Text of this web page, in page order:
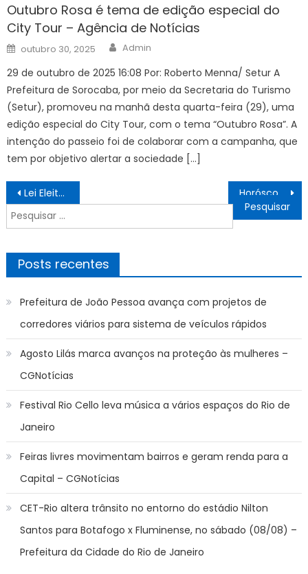
Outubro Rosa é tema de edição especial do
City Tour – Agência de Notícias
Posted
on
outubro 30, 2025 Author
Admin
29 de outubro de 2025 16:08 Por: Roberto Menna/ Setur A
Prefeitura de Sorocaba, por meio da Secretaria do Turismo
(Setur), promoveu na manhã desta quarta-feira (29), uma
edição especial do City Tour, com o tema “Outubro Rosa”. A
intenção do passeio foi de colaborar com a campanha, que
tem por objetivo alertar a sociedade […]
Navegação
de
Post
Lei Eleitoral
Pesquisar
por:
Posts recentes
Prefeitura de João Pessoa avança com projetos de
corredores viários para sistema de veículos rápidos
Agosto Lilás marca avanços na proteção às mulheres –
CGNotícias
Festival Rio Cello leva música a vários espaços do Rio de
Janeiro
Feiras livres movimentam bairros e geram renda para a
Capital – CGNotícias
CET-Rio altera trânsito no entorno do estádio Nilton
Santos para Botafogo x Fluminense, no sábado (08/08) –
Prefeitura da Cidade do Rio de Janeiro